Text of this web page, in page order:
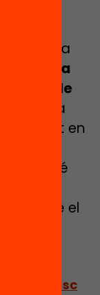
lectura
arribat a
suport de
tenint en
és
També
i
sobre el
a
en risc